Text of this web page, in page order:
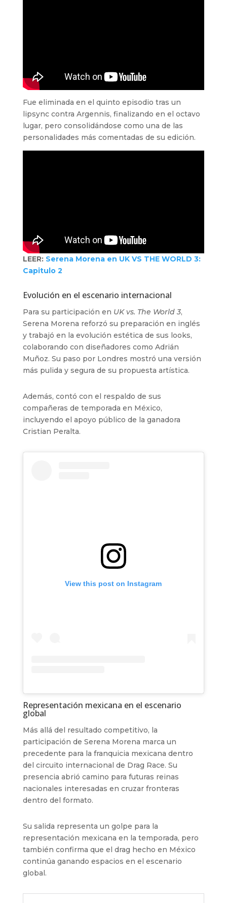
Fue eliminada en el quinto episodio tras un
lipsync contra Argennis, finalizando en el octavo
lugar, pero consolidándose como una de las
personalidades más comentadas de su edición.
LEER: Serena Morena en UK VS THE WORLD 3:
Capitulo 2
Evolución en el escenario internacional
Para su participación en UK vs. The World 3,
Serena Morena reforzó su preparación en inglés
y trabajó en la evolución estética de sus looks,
colaborando con diseñadores como Adrián
Muñoz. Su paso por Londres mostró una versión
más pulida y segura de su propuesta artística.
Además, contó con el respaldo de sus
compañeras de temporada en México,
incluyendo el apoyo público de la ganadora
Cristian Peralta.
View this post on Instagram
Representación mexicana en el escenario
global
Más allá del resultado competitivo, la
participación de Serena Morena marca un
precedente para la franquicia mexicana dentro
del circuito internacional de Drag Race. Su
presencia abrió camino para futuras reinas
nacionales interesadas en cruzar fronteras
dentro del formato.
Su salida representa un golpe para la
representación mexicana en la temporada, pero
también confirma que el drag hecho en México
continúa ganando espacios en el escenario
global.